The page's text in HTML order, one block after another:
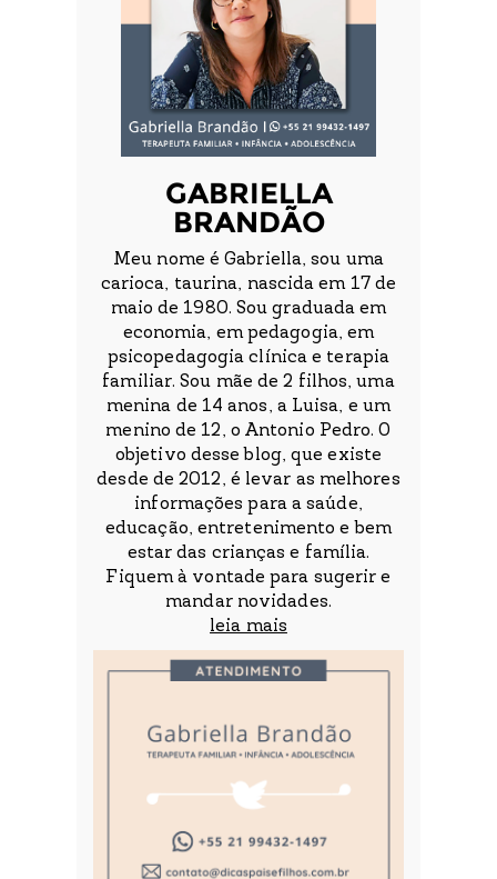
GABRIELLA
BRANDÃO
Meu nome é Gabriella, sou uma
carioca, taurina, nascida em 17 de
maio de 1980. Sou graduada em
economia, em pedagogia, em
psicopedagogia clínica e terapia
familiar. Sou mãe de 2 filhos, uma
menina de 14 anos, a Luisa, e um
menino de 12, o Antonio Pedro. O
objetivo desse blog, que existe
desde de 2012, é levar as melhores
informações para a saúde,
educação, entretenimento e bem
estar das crianças e família.
Fiquem à vontade para sugerir e
mandar novidades.
leia mais